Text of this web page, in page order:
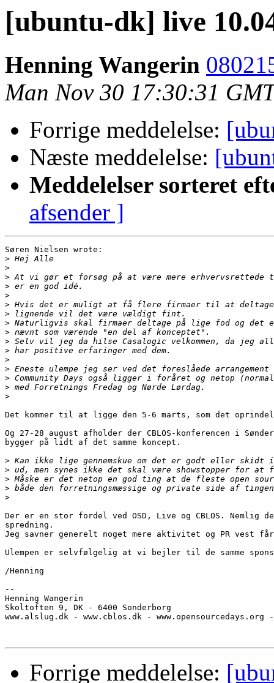
[ubuntu-dk] live
Henning Wangerin
Man Nov 30 17:30:31
Forrige meddelelse:
Næste meddelelse:
Meddelelser sorteret
afsender ]
Søren Nielsen wrote:
>
>
>
>
>
>
>
>
>
>
>
>
>
>
>
>
Det kommer til at ligge den 5-6 marts, som det
Og 27-28 august afholder der CBLOS-konferencen i
bygger på lidt af det samme koncept.
>
>
>
>
>
Der er en stor fordel ved OSD, Live og CBLOS. Nemlig
spredning.
Jeg savner generelt noget mere aktivitet og PR vest
Ulempen er selvfølgelig at vi bejler til de samme
/Henning
--
Henning Wangerin
Skoltoften 9, DK - 6400 Sonderborg
www.alslug.dk - www.cblos.dk - www.opensourcedays.org
Forrige meddelelse: